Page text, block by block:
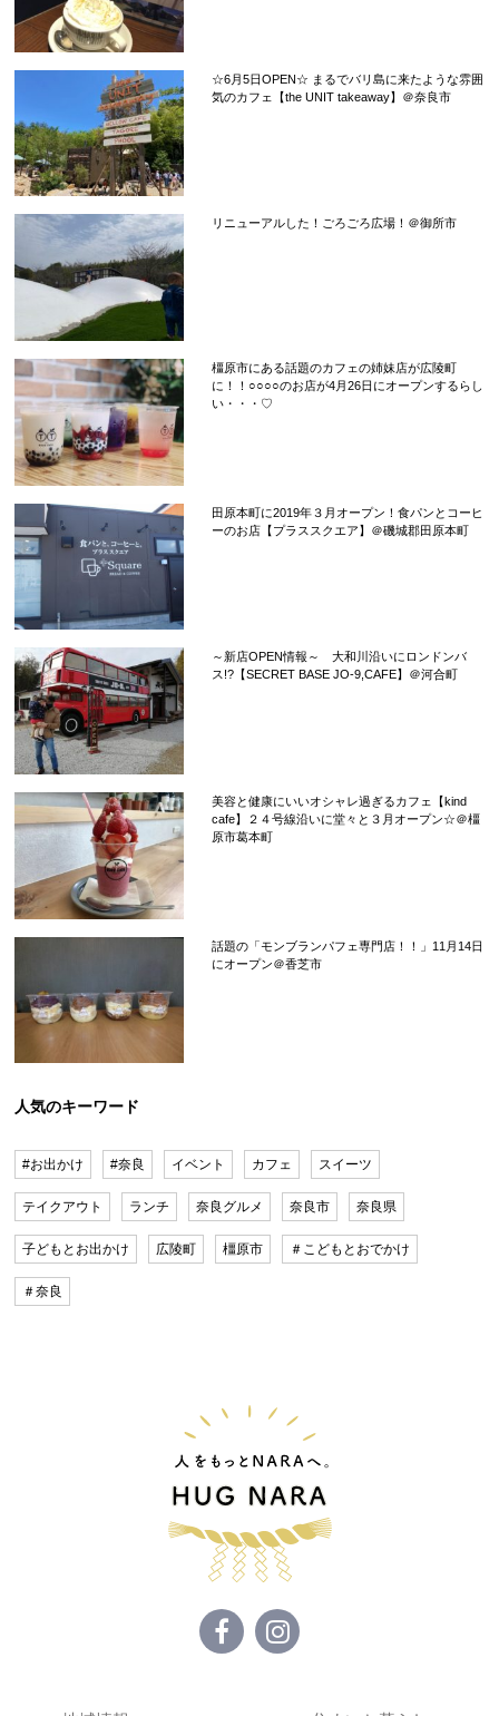
☆6月5日OPEN☆ まるでバリ島に来たような雰囲
気のカフェ【the UNIT takeaway】＠奈良市
リニューアルした！ごろごろ広場！＠御所市
橿原市にある話題のカフェの姉妹店が広陵町
に！！○○○○のお店が4月26日にオープンするらし
い・・・♡
田原本町に2019年３月オープン！食パンとコーヒ
ーのお店【プラススクエア】＠磯城郡田原本町
～新店OPEN情報～ 大和川沿いにロンドンバ
ス!?【SECRET BASE JO-9,CAFE】＠河合町
美容と健康にいいオシャレ過ぎるカフェ【kind
cafe】２４号線沿いに堂々と３月オープン☆＠橿
原市葛本町
話題の「モンブランパフェ専門店！！」11月14日
にオープン＠香芝市
人気のキーワード
#お出かけ #奈良 イベント カフェ スイーツ
テイクアウト ランチ 奈良グルメ 奈良市 奈良県
子どもとお出かけ 広陵町 橿原市 ＃こどもとおでかけ
＃奈良